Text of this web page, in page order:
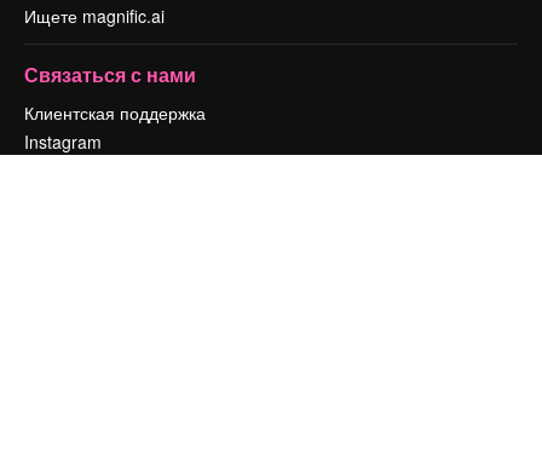
Ищете magnific.ai
Связаться с нами
Клиентская поддержка
Instagram